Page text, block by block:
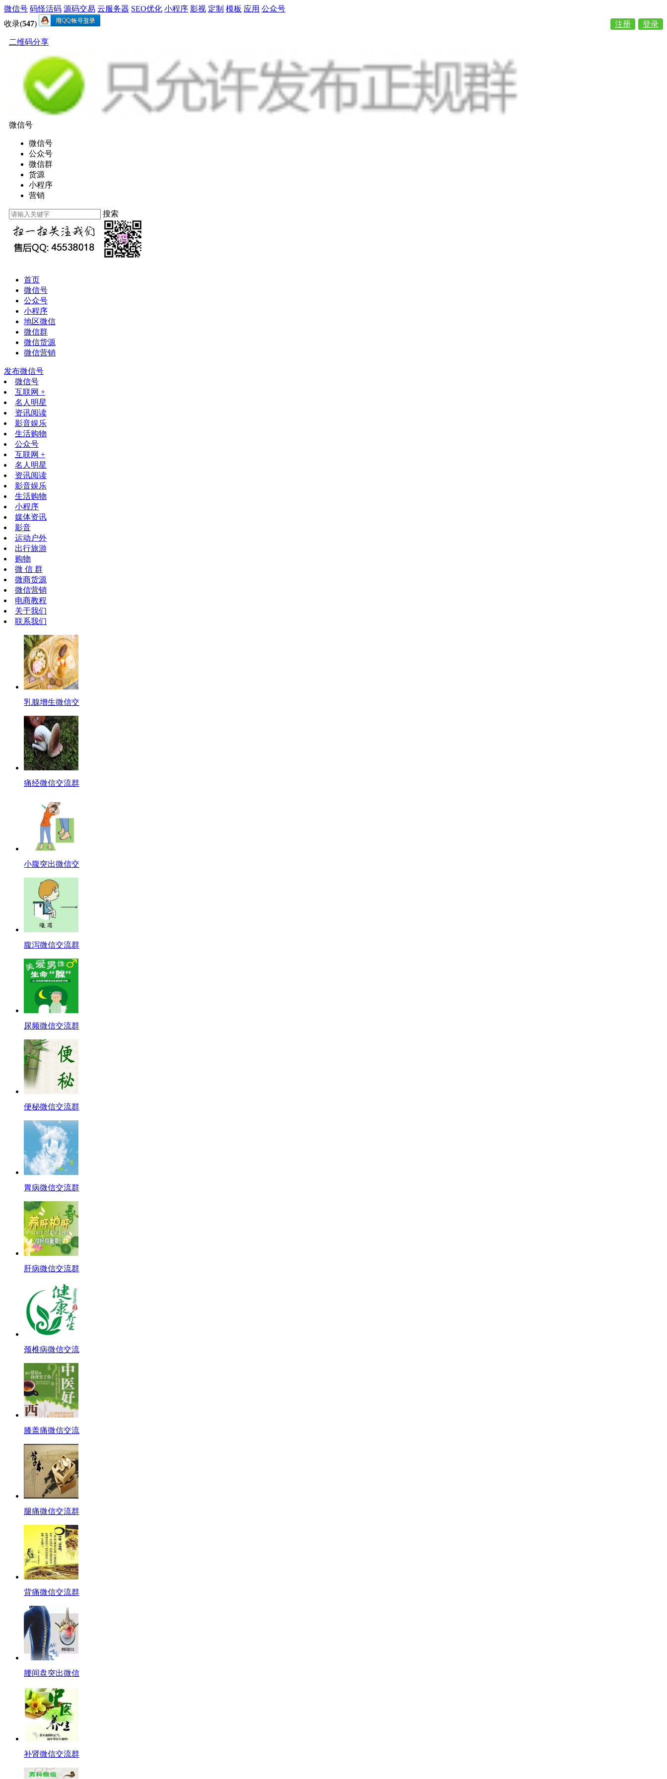
微信号 码怪活码 源码交易 云服务器 SEO优化 小程序 影视 定制 模板 应用 公众号
收录(547) 登录
注册
二维码分享
微信号
微信号
公众号
微信群
货源
小程序
营销
搜索
首页
微信号
公众号
小程序
地区微信
微信群
微信货源
微信营销
发布微信号
微信号
互联网 +
名人明星
资讯阅读
影音娱乐
生活购物
公众号
互联网 +
名人明星
资讯阅读
影音娱乐
生活购物
小程序
媒体资讯
影音
运动户外
出行旅游
购物
微 信 群
微商货源
微信营销
电商教程
关于我们
联系我们
乳腺增生微信交
痛经微信交流群
小腹突出微信交
腹泻微信交流群
尿频微信交流群
便秘微信交流群
胃病微信交流群
肝病微信交流群
颈椎病微信交流
膝盖痛微信交流
腿痛微信交流群
背痛微信交流群
腰间盘突出微信
补肾微信交流群